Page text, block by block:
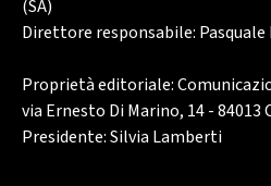
(SA)
Direttore responsabile:
Proprietà editoriale:
via Ernesto Di Marino, 14 - 84013
Presidente: Silvia Lamberti